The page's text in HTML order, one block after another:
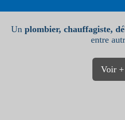
Un plombier, chauffagiste,
entre
Voir +